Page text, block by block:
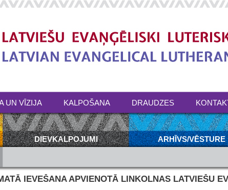
UN VĪZIJA KALPOŠANA DRAUDZES
DIEVKALPOJUMI ARHĪVS/VĒSTURE
IEVEŠANA APVIENOTĀ LINKOLNAS LATVIEŠU